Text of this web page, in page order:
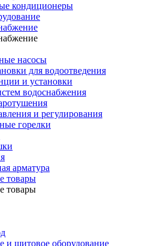
кондиционеры
насосы
для водоотведения
и установки
водоснабжения
и регулирования
горелки
арматура
товары
товары
и щитовое оборудование